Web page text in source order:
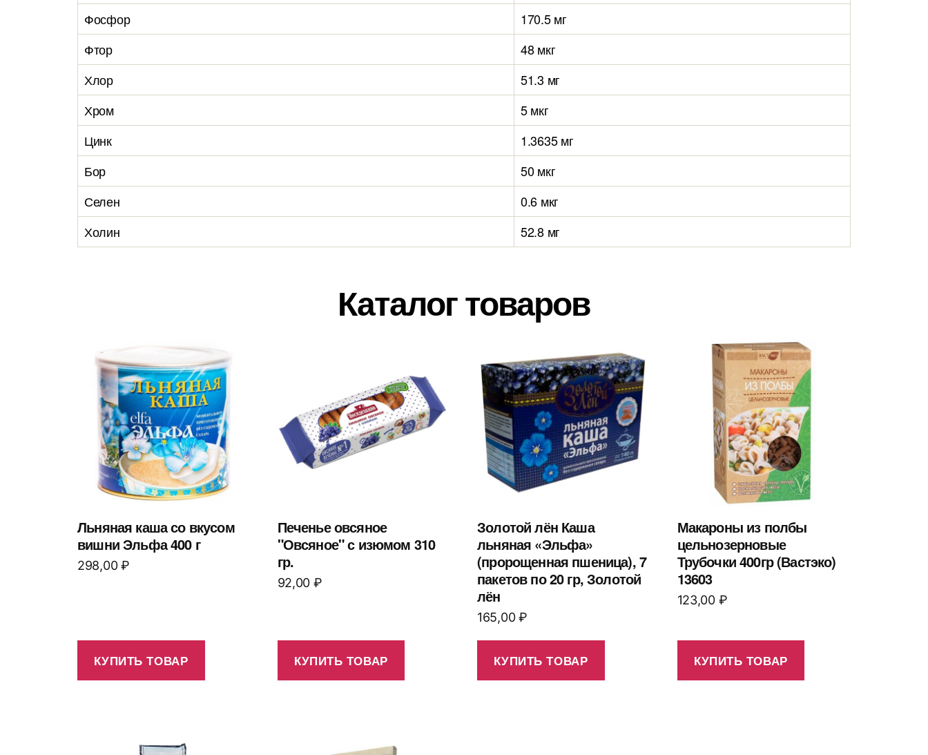
Фосфор
170.5 мг
Фтор
48 мкг
Хлор
51.3 мг
Хром
5 мкг
Цинк
1.3635 мг
Бор
50 мкг
Селен
0.6 мкг
Холин
52.8 мг
Каталог товаров
Льняная каша со вкусом
вишни Эльфа 400 г
298,00₽
КУПИТЬ ТОВАР
Печенье овсяное
"Овсяное" с изюмом 310
гр.
92,00 ₽
КУПИТЬ ТОВАР
Золотой лён Каша
льняная «Эльфа»
(пророщенная пшеница), 7
пакетов по 20 гр, Золотой
лён
165,00₽
КУПИТЬ ТОВАР
Макароны из полбы
цельнозерновые
Трубочки 400гр (Вастэко)
13603
123,00 ₽
КУПИТЬ ТОВАР